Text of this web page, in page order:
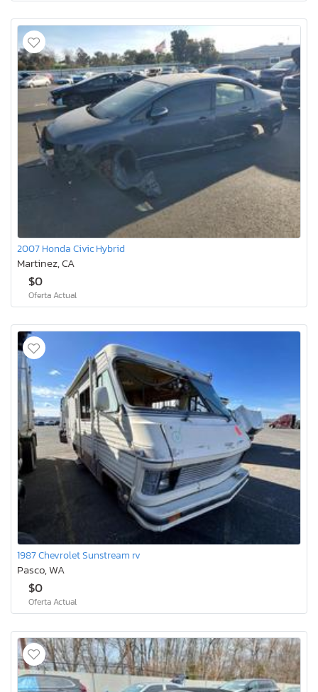
2007 Honda Civic Hybrid
Martinez, CA
$0
Oferta Actual
1987 Chevrolet Sunstream rv
Pasco, WA
$0
Oferta Actual